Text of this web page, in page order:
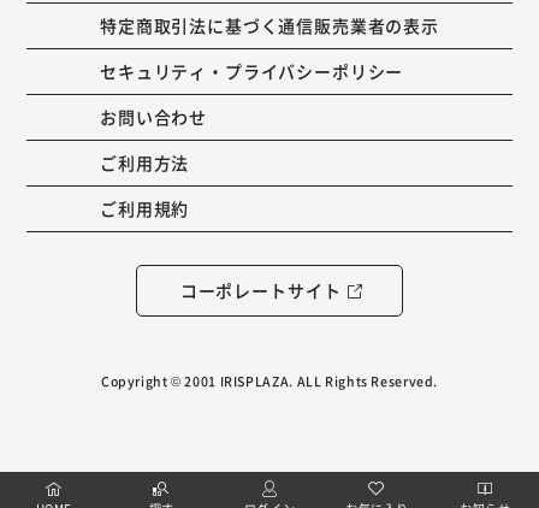
特定商取引法に基づく通信販売業者の表示
セキュリティ・プライバシーポリシー
お問い合わせ
ご利用方法
ご利用規約
コーポレートサイト
Copyright © 2001 IRISPLAZA. ALL Rights Reserved.